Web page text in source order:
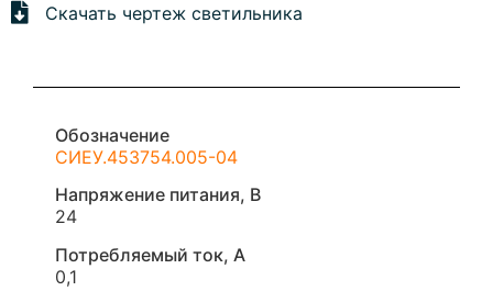
Скачать чертеж светильника
Обозначение
СИЕУ.453754.005-04
Напряжение питания, В
24
Потребляемый ток, А
0,1